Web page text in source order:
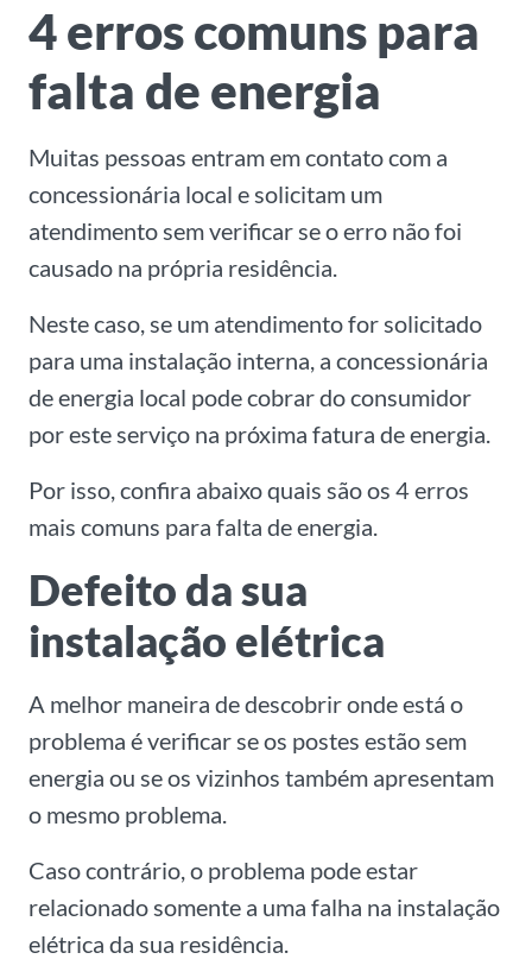
4 erros comuns para
falta de energia
Muitas pessoas entram em contato com a
concessionária local e solicitam um
atendimento sem verificar se o erro não foi
causado na própria residência.
Neste caso, se um atendimento for solicitado
para uma instalação interna, a concessionária
de energia local pode cobrar do consumidor
por este serviço na próxima fatura de energia.
Por isso, confira abaixo quais são os 4 erros
mais comuns para falta de energia.
Defeito da sua
instalação elétrica
A melhor maneira de descobrir onde está o
problema é verificar se os postes estão sem
energia ou se os vizinhos também apresentam
o mesmo problema.
Caso contrário, o problema pode estar
relacionado somente a uma falha na instalação
elétrica da sua residência.